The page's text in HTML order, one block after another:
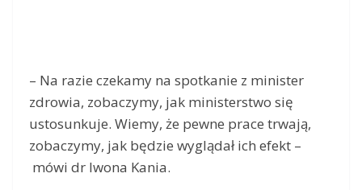
– Na razie czekamy na spotkanie z minister
zdrowia, zobaczymy, jak ministerstwo się
ustosunkuje. Wiemy, że pewne prace trwają,
zobaczymy, jak będzie wyglądał ich efekt –
mówi dr Iwona Kania.